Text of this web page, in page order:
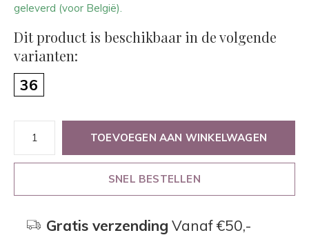
geleverd (voor België).
Dit product is beschikbaar in de volgende
varianten:
36
TOEVOEGEN AAN WINKELWAGEN
SNEL BESTELLEN
Gratis verzending Vanaf €50,-